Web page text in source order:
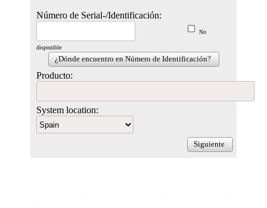
Número de Serial-/Identificación:
No
disponible
¿Dónde encuentro en Número de Identificación?
Producto:
System location:
Siguiente